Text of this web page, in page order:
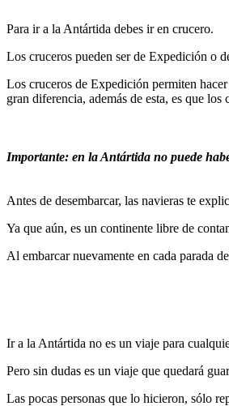
Para ir a la Antártida debes ir en crucero.
Los cruceros pueden ser de Expedición o
Los cruceros de Expedición permiten
gran diferencia, además de esta, es que
Importante: en la Antártida no puede
Antes de desembarcar, las navieras te
Ya que aún, es un continente libre de
Al embarcar nuevamente en cada parada
Ir a la Antártida no es un viaje para
Pero sin dudas es un viaje que quedará
Las pocas personas que lo hicieron, sólo